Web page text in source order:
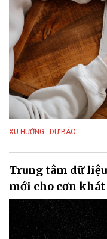
XU HƯỚNG - DỰ BÁO
Trung tâm dữ
mới cho cơn khát